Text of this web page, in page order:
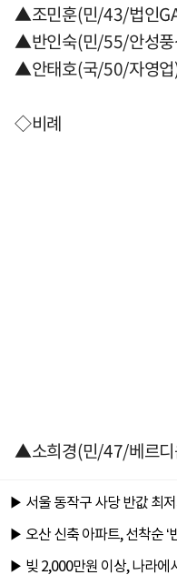
▲조민훈(민/43/법인
▲반인숙(민/55/안성풍
▲안태호(국/50/자영
◇비례
▲소희경(민/47/베르디